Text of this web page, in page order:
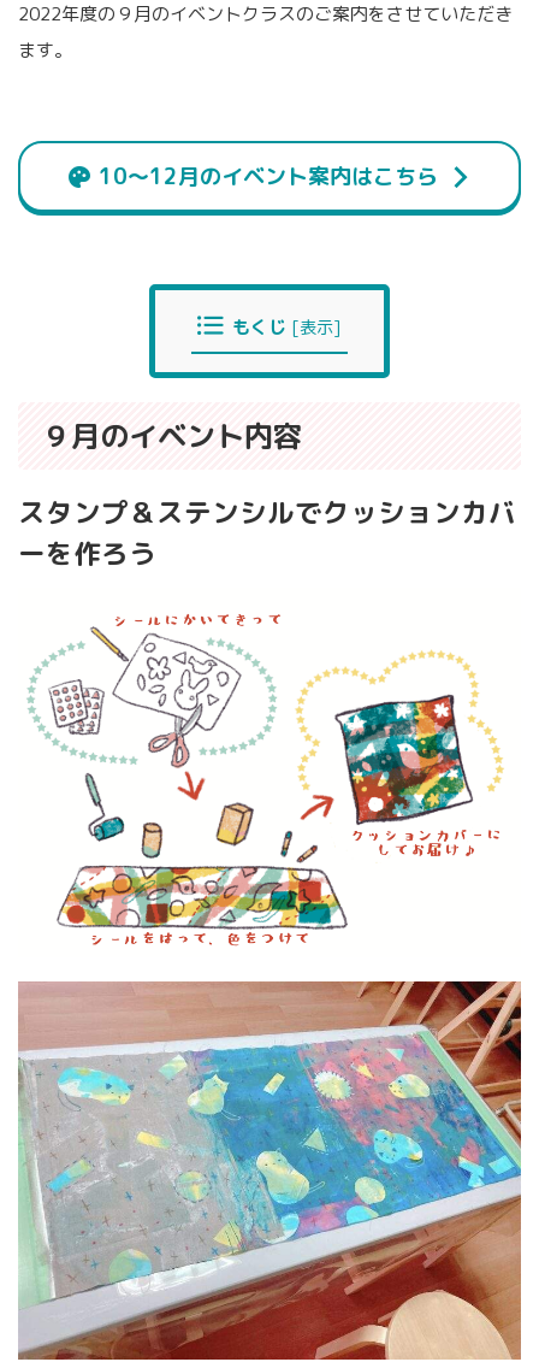
2022年度の９月のイベントクラスのご案内をさせていただき
ます。
10〜12月のイベント案内はこちら
もくじ [表示]
９月のイベント内容
スタンプ＆ステンシルでクッションカバ
ーを作ろう